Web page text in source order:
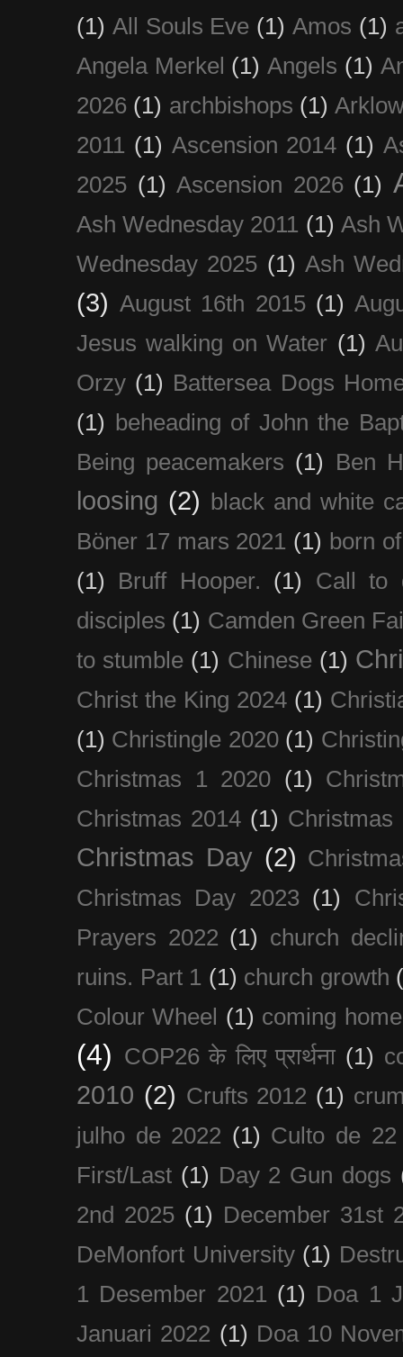
(1) All Souls Eve (1) Amos (1)
Angela Merkel (1) Angels (1)
2026 (1) archbishops (1)
2011 (1) Ascension 2014 (1)
2025 (1) Ascension 2026 (1)
Ash Wednesday 2011 (1) Ash
Wednesday 2025 (1) Ash
(3) August 16th 2015 (1)
Jesus walking on Water (1)
Orzy (1) Battersea Dogs
(1) beheading of John the
Being peacemakers (1) Ben
loosing (2) black and white
Böner 17 mars 2021 (1) born
(1)
Bruff Hooper. (1)
Call to
disciples (1) Camden Green
to stumble (1) Chinese (1)
Christ the King 2024 (1)
(1) Christingle 2020 (1)
Christmas 1 2020 (1)
Christmas 2014 (1) Christmas
Christmas Day (2)
Christmas Day 2023 (1)
Prayers 2022 (1) church
ruins. Part 1 (1) church growth
Colour Wheel (1) coming
(4) COP26 के लिए प्रार्थना (1)
2010 (2) Crufts 2012 (1)
julho de 2022 (1) Culto de
First/Last (1) Day 2 Gun dogs
2nd 2025 (1) December 31st
DeMonfort University (1)
1 Desember 2021
(1) Doa 1
Januari 2022 (1) Doa 10